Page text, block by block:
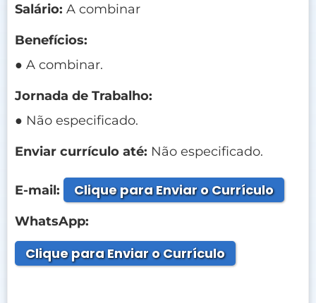
Salário: A combinar
Benefícios:
● A combinar.
Jornada de Trabalho:
● Não especificado.
Enviar currículo até: Não especificado.
E-mail: Clique para Enviar o Currículo
WhatsApp:
Clique para Enviar o Currículo